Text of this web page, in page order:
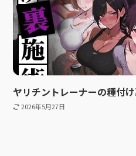
ヤリチントレーナーの種付
2026年5月27日